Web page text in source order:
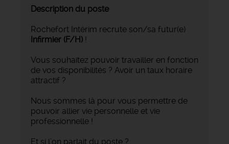
Description du poste
Rochefort Intérim recrute son/sa futur(e)
Infirmier (F/H) !
Vous souhaitez pouvoir travailler en fonction
de vos disponibilités ? Avoir un taux horaire
attractif ?
Nous sommes là pour vous permettre de
pouvoir allier vie personnelle et vie
professionnelle !
Et si l’on parlait du poste ?